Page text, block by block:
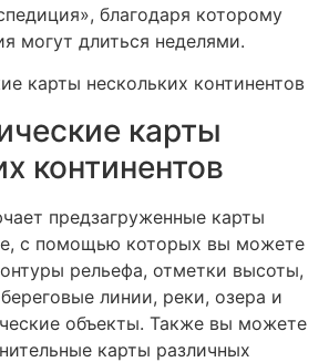
благодаря которому
могут длиться неделями.
карты
континентов
предзагруженные карты
с помощью которых вы можете
рельефа, отметки высоты,
линии, реки, озера и
объекты. Также вы можете
карты различных